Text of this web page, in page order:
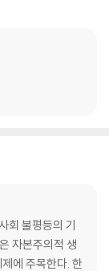
회 불평등의 기
자본주의적 생
에 주목한다. 한